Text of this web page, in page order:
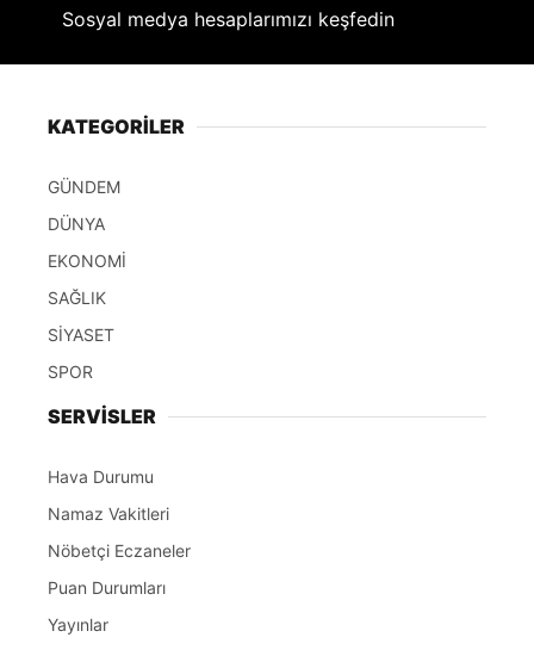
Sosyal medya hesaplarımızı keşfedin
KATEGORİLER
GÜNDEM
DÜNYA
EKONOMİ
SAĞLIK
SİYASET
SPOR
SERVİSLER
Hava Durumu
Namaz Vakitleri
Nöbetçi Eczaneler
Puan Durumları
Yayınlar